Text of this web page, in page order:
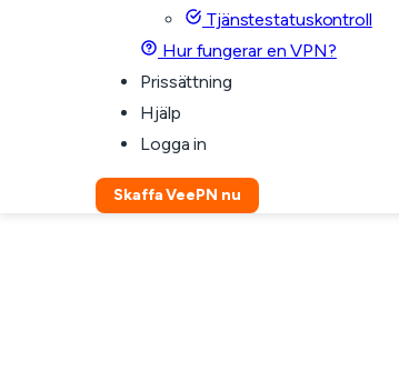
Tjänstestatuskontroll
Hur fungerar en VPN?
Prissättning
Hjälp
Logga in
Skaffa VeePN nu